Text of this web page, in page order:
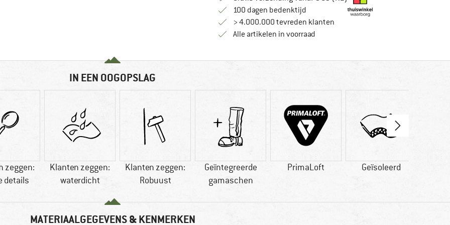
100 dagen bedenktijdVind de betalingsinformatie hier! Opent in
> 4.000.000 tevreden klanten
Alle artikelen in voorraad
IN EEN OOGOPSLAG
zeggen:
details
Klanten zeggen:
waterdicht
Klanten zeggen:
Robuust
Geïntegreerde
gamaschen
PrimaLoft Geïsoleerd
MATERIAALGEGEVENS & KENMERKEN